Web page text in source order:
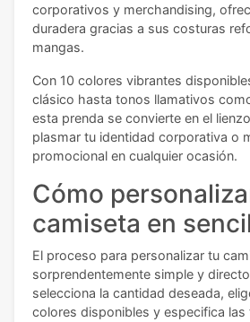
corporativos y merchandising,
duradera gracias a sus costuras
mangas.
Con 10 colores vibrantes
clásico hasta tonos llamativos
esta prenda se convierte en el
plasmar tu identidad corporativa o
promocional en cualquier ocasión.
Cómo
camiseta en
El proceso para personalizar tu
sorprendentemente simple y
selecciona la cantidad deseada,
colores disponibles y especifica las